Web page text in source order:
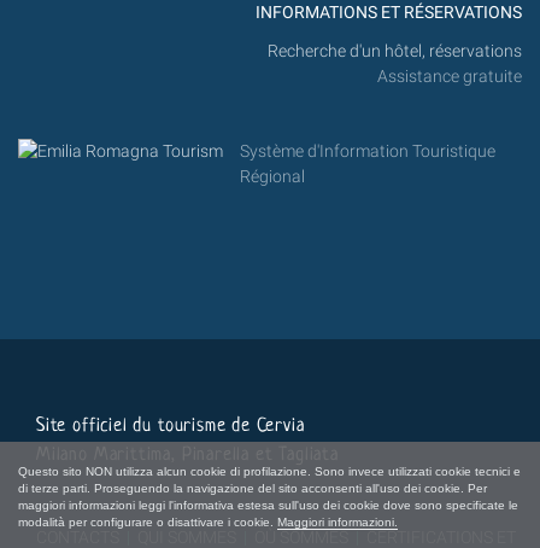
Questo sito NON utilizza alcun cookie di profilazione. Sono invece utilizzati cookie tecnici e
di terze parti. Proseguendo la navigazione del sito acconsenti all'uso dei cookie. Per
maggiori informazioni leggi l'informativa estesa sull'uso dei cookie dove sono specificate le
modalità per configurare o disattivare i cookie. Maggiori informazioni.
INFORMATIONS ET RÉSERVATIONS
Recherche d'un hôtel, réservations
Assistance gratuite
Système d'Information Touristique
Régional
Site officiel du tourisme de Cervia
OÙ SOMMES|CERTIFICATIONS ET